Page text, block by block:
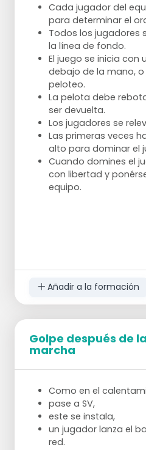
Cada jugador del
para determinar el
Todos los jugadores
la línea de fondo.
El juego se inicia con
debajo de la mano,
peloteo.
La pelota debe
ser devuelta.
Los jugadores se
Las primeras veces
alto para dominar el
Cuando domines el
con libertad y
equipo.
Añadir a la formación
Golpe después de
marcha
Como en el
pase a SV,
este se instala,
un jugador lanza el
red.